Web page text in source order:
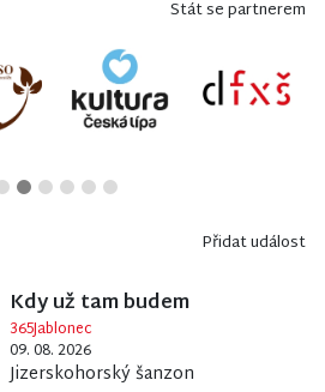
Stát se partnerem
Přidat událost
Kdy už tam budem
365Jablonec
09. 08. 2026
Jizerskohorský šanzon